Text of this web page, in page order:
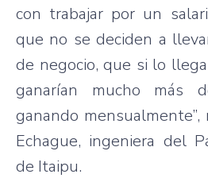
con trabajar por un
que no sedeciden a
de negocio,que si lo
ganarían
mucho más
ganando mensualmente”,
Echague, ingeniera del
de Itaipu.